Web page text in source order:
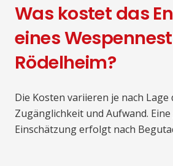
Was kostet das
eines
Rödelheim?
Die Kosten variieren je nach Lage
Zugänglichkeit und Aufwand.
Einschätzung erfolgt nach